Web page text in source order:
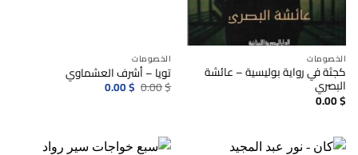
الخصومات
كجثة في رواية بوليسية – عائشة
البصري
0.00$
الخصومات
تويا – أشرف العشماوي
0.00$ السعر
الأصلي
0.00$ السعر
الحالي